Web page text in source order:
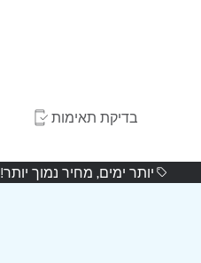
בדיקת תאימות
יותר ימים, מחיר נמוך יותר!